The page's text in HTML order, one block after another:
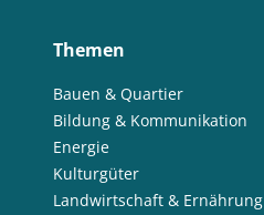
Themen
Bauen & Quartier
Bildung & Kommunikation
Energie
Kulturgüter
Landwirtschaft & Ernährung